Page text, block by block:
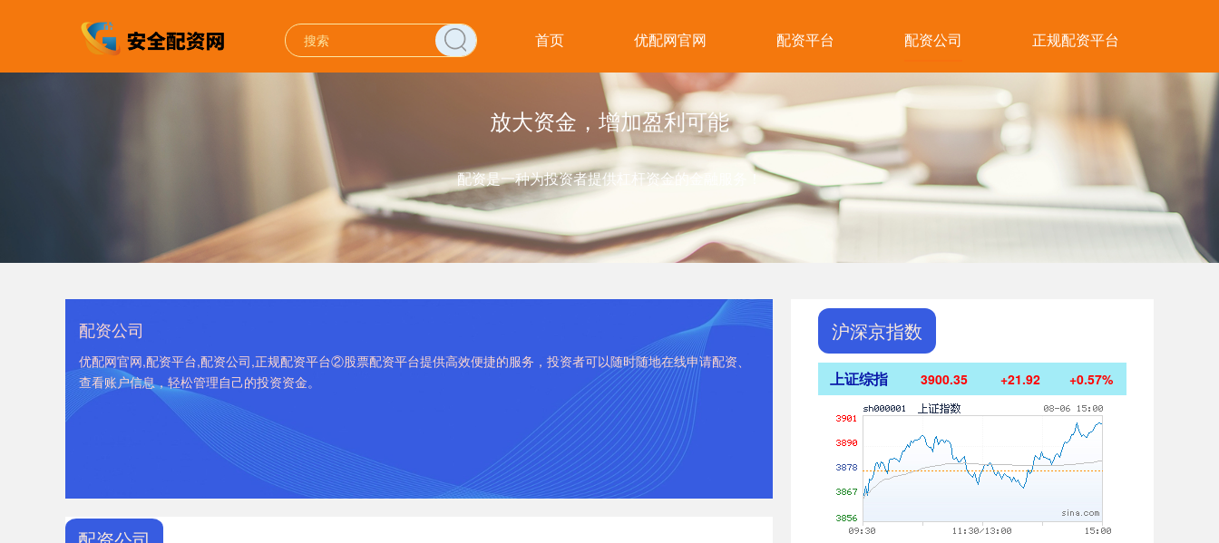
首页 优配网官网 配资平台 配资公司 正规配资平台
放大资金，增加盈利可能
配资是一种为投资者提供杠杆资金的金融服务！
配资公司
优配网官网,配资平台,配资公司,正规配资平台②股票配资平台提供高效便捷的服务，投资者可以随时随地在线申请配资、
查看账户信息，轻松管理自己的投资资金。
沪深京指数
上证综指 3900.35 +21.92 +0.57%